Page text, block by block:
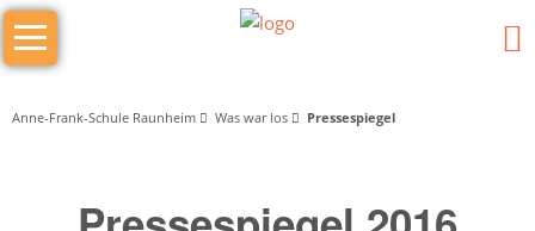
Navigation
überspringen
Das
sind
macht
Anne-Frank-Schule Raunheim Was war los Pressespiegel